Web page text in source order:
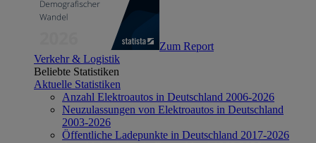
Zum Report
Verkehr & Logistik
Beliebte Statistiken
Aktuelle Statistiken
Anzahl Elektroautos in Deutschland 2006-2026
Neuzulassungen von Elektroautos in Deutschland
2003-2026
Öffentliche Ladepunkte in Deutschland 2017-2026